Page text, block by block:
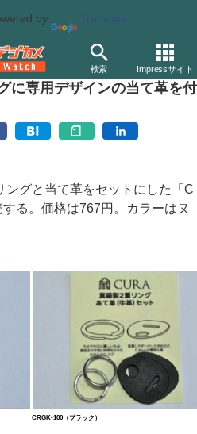
by Translate
検索 Impressサイト
に専用デザインの当て革を付
グと当て革をセットにした「C
る。価格は767円。カラーはヌ
CRGK-100（ブラック）